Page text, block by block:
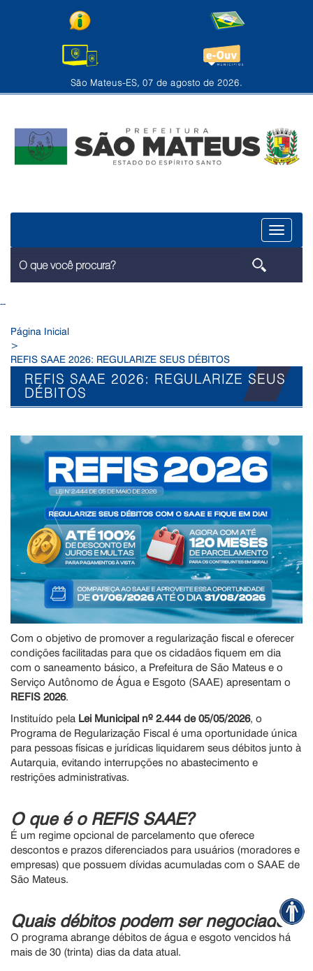
São Mateus-ES, 07 de agosto de 2026.
Menu
--
Página Inicial
>
REFIS SAAE 2026: REGULARIZE SEUS DÉBITOS
REFIS SAAE 2026: REGULARIZE SEUS
DÉBITOS
Com o objetivo de promover a regularização fiscal e oferecer
condições facilitadas para que os cidadãos fiquem em dia
com o saneamento básico, a Prefeitura de São Mateus e o
Serviço Autônomo de Água e Esgoto (SAAE) apresentam o
REFIS 2026.
Instituído pela Lei Municipal nº 2.444 de 05/05/2026, o
Programa de Regularização Fiscal é uma oportunidade única
para pessoas físicas e jurídicas liquidarem seus débitos junto à
Autarquia, evitando interrupções no abastecimento e
restrições administrativas.
O que é o REFIS SAAE?
É um regime opcional de parcelamento que oferece
descontos e prazos diferenciados para usuários (moradores e
empresas) que possuem dívidas acumuladas com o SAAE de
São Mateus.
Quais débitos podem ser negociados?
O programa abrange débitos de água e esgoto vencidos há
mais de 30 (trinta) dias da data atual.